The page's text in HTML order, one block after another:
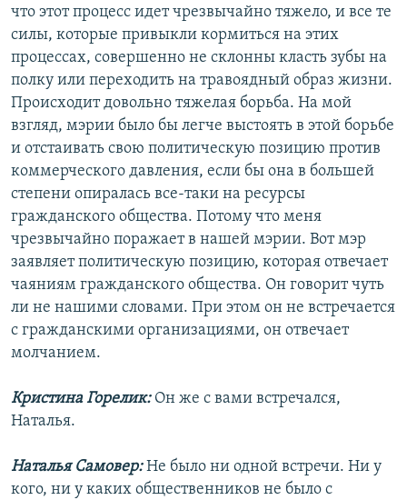
что этот процесс идет чрезвычайно тяжело, и все те
силы, которые привыкли кормиться на этих
процессах, совершенно не склонны класть зубы на
полку или переходить на травоядный образ жизни.
Происходит довольно тяжелая борьба. На мой
взгляд, мэрии было бы легче выстоять в этой борьбе
и отстаивать свою политическую позицию против
коммерческого давления, если бы она в большей
степени опиралась все-таки на ресурсы
гражданского общества. Потому что меня
чрезвычайно поражает в нашей мэрии. Вот мэр
заявляет политическую позицию, которая отвечает
чаяниям гражданского общества. Он говорит чуть
ли не нашими словами. При этом он не встречается
с гражданскими организациями, он отвечает
молчанием.
Кристина Горелик:Он же с вами встречался,
Наталья.
Наталья Самовер:Не было ни одной встречи. Ни у
кого, ни у каких общественников не было с